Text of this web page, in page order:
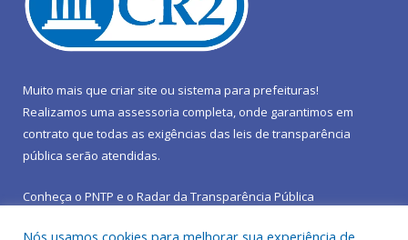
Muito mais que criar site ou sistema para prefeituras!
Realizamos uma assessoria completa, onde garantimos em
contrato que todas as exigências das leis de transparência
pública serão atendidas.
Conheça o PNTP e o Radar da Transparência Pública
Nós usamos cookies para melhorar sua experiência de